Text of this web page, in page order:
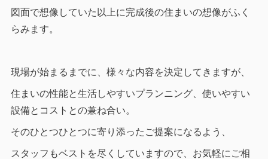
図面で想像していた以上に完成後の住まいの想像がふく
らみます。
現場が始まるまでに、様々な内容を決定してきますが、
住まいの性能と生活しやすいプランニング、使いやすい
設備とコストとの兼ね合い。
そのひとつひとつに寄り添ったご提案になるよう、
スタッフもベストを尽くしていますので、お気軽にご相